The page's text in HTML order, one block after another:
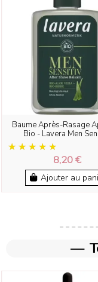
Baume Après-Rasage
Bio - Lavera Men
8,20 €
Ajouter au
—